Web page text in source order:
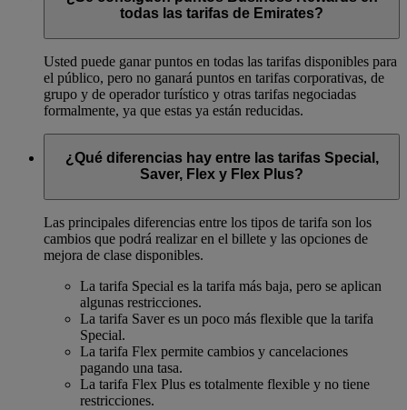
todas las tarifas de Emirates?
Usted puede ganar puntos en todas las tarifas disponibles para
el público, pero no ganará puntos en tarifas corporativas, de
grupo y de operador turístico y otras tarifas negociadas
formalmente, ya que estas ya están reducidas.
¿Qué diferencias hay entre las tarifas Special,
Saver, Flex y Flex Plus?
Las principales diferencias entre los tipos de tarifa son los
cambios que podrá realizar en el billete y las opciones de
mejora de clase disponibles.
La tarifa Special es la tarifa más baja, pero se aplican
algunas restricciones.
La tarifa Saver es un poco más flexible que la tarifa
Special.
La tarifa Flex permite cambios y cancelaciones
pagando una tasa.
La tarifa Flex Plus es totalmente flexible y no tiene
restricciones.